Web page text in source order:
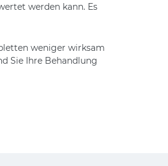
werden kann. Es
weniger wirksam
Sie Ihre Behandlung